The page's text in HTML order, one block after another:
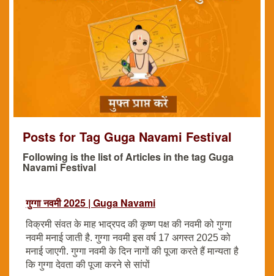
Posts for Tag Guga Navami Festival
Following is the list of Articles in the tag Guga
Navami Festival
गुग्गा नवमी 2025 | Guga Navami
विक्रमी संवत के माह भाद्रपद की कृष्ण पक्ष की नवमी को गुग्गा
नवमी मनाई जाती है. गुग्गा नवमी इस वर्ष 17 अगस्त 2025 को
मनाई जाएगी. गुग्गा नवमी के दिन नागों की पूजा करते हैं मान्यता है
कि गुग्गा देवता की पूजा करने से सांपों